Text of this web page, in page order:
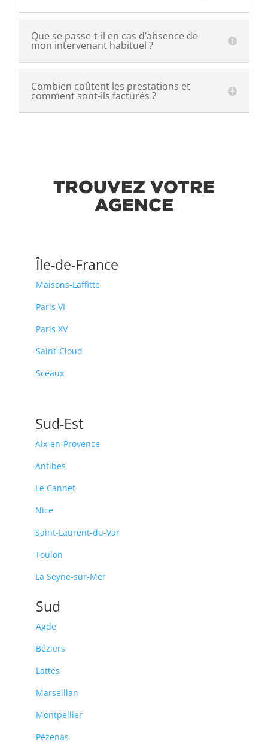
Que se passe-t-il en cas d’absence de
mon intervenant habituel ?
Combien coûtent les prestations et
comment sont-ils facturés ?
TROUVEZ VOTRE
AGENCE
Île-de-France
Maisons-Laffitte
Paris VI
Paris XV
Saint-Cloud
Sceaux
Sud-Est
Aix-en-Provence
Antibes
Le Cannet
Nice
Saint-Laurent-du-Var
Toulon
La Seyne-sur-Mer
Sud
Agde
Béziers
Lattes
Marseillan
Montpellier
Pézenas